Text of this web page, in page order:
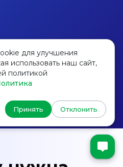
для улучшения
использовать наш сайт,
политикой
Принять Отклонить